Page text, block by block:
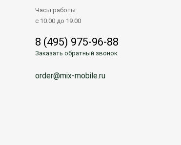
Часы работы:
с 10.00 до 19.00
8 (495) 975-96-88
Заказать обратный звонок
order@mix-mobile.ru